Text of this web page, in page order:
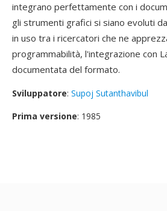
integrano perfettamente con i
gli strumenti grafici si siano evoluti
in uso tra i ricercatori che ne
programmabilità, l'integrazione con
documentata del formato.
Sviluppatore: Supoj Sutanthavibul
Prima versione: 1985